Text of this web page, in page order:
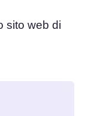
sito web di